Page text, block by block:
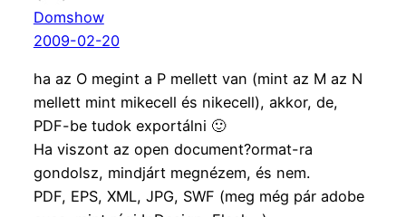
Domshow
2009-02-20
ha az O megint a P mellett van (mint az M az N
mellett mint mikecell és nikecell), akkor, de,
PDF-be tudok exportálni 🙂
Ha viszont az open document?ormat-ra
gondolsz, mindjárt megnézem, és nem.
PDF, EPS, XML, JPG, SWF (meg még pár adobe